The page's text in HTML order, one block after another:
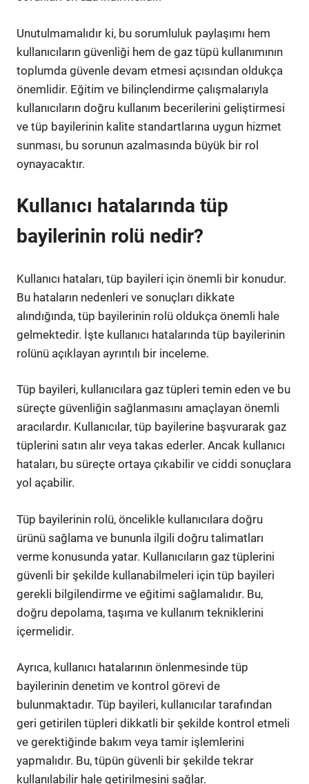
Unutulmamalıdır ki, bu sorumluluk paylaşımı hem
kullanıcıların güvenliği hem de gaz tüpü kullanımının
toplumda güvenle devam etmesi açısından oldukça
önemlidir. Eğitim ve bilinçlendirme çalışmalarıyla
kullanıcıların doğru kullanım becerilerini geliştirmesi
ve tüp bayilerinin kalite standartlarına uygun hizmet
sunması, bu sorunun azalmasında büyük bir rol
oynayacaktır.
Kullanıcı hatalarında tüp
bayilerinin rolü nedir?
Kullanıcı hataları, tüp bayileri için önemli bir konudur.
Bu hataların nedenleri ve sonuçları dikkate
alındığında, tüp bayilerinin rolü oldukça önemli hale
gelmektedir. İşte kullanıcı hatalarında tüp bayilerinin
rolünü açıklayan ayrıntılı bir inceleme.
Tüp bayileri, kullanıcılara gaz tüpleri temin eden ve bu
süreçte güvenliğin sağlanmasını amaçlayan önemli
aracılardır. Kullanıcılar, tüp bayilerine başvurarak gaz
tüplerini satın alır veya takas ederler. Ancak kullanıcı
hataları, bu süreçte ortaya çıkabilir ve ciddi sonuçlara
yol açabilir.
Tüp bayilerinin rolü, öncelikle kullanıcılara doğru
ürünü sağlama ve bununla ilgili doğru talimatları
verme konusunda yatar. Kullanıcıların gaz tüplerini
güvenli bir şekilde kullanabilmeleri için tüp bayileri
gerekli bilgilendirme ve eğitimi sağlamalıdır. Bu,
doğru depolama, taşıma ve kullanım tekniklerini
içermelidir.
Ayrıca, kullanıcı hatalarının önlenmesinde tüp
bayilerinin denetim ve kontrol görevi de
bulunmaktadır. Tüp bayileri, kullanıcılar tarafından
geri getirilen tüpleri dikkatli bir şekilde kontrol etmeli
ve gerektiğinde bakım veya tamir işlemlerini
yapmalıdır. Bu, tüpün güvenli bir şekilde tekrar
kullanılabilir hale getirilmesini sağlar.